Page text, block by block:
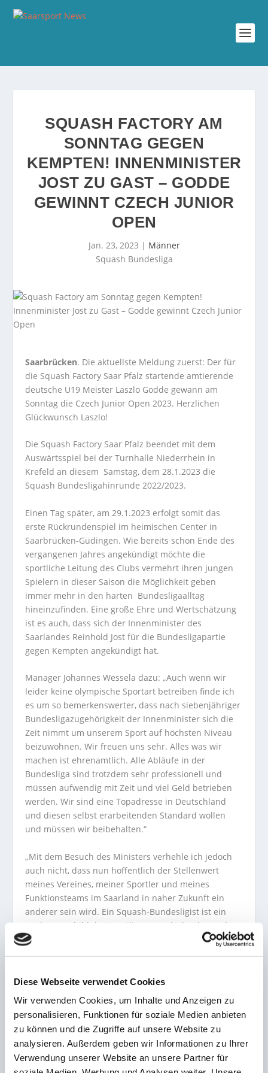
Diese Webseite verwendet Cookies
Wir verwenden Cookies, um Inhalte und Anzeigen zu
personalisieren, Funktionen für soziale Medien anbieten
zu können und die Zugriffe auf unsere Website zu
analysieren. Außerdem geben wir Informationen zu Ihrer
Verwendung unserer Website an unsere Partner für
SQUASH FACTORY AM
SONNTAG GEGEN
KEMPTEN! INNENMINISTER
JOST ZU GAST – GODDE
GEWINNT CZECH JUNIOR
OPEN
Jan. 23, 2023 | Männer
Squash Bundesliga
Saarbrücken. Die aktuellste Meldung zuerst: Der für
die Squash Factory Saar Pfalz startende amtierende
deutsche U19 Meister Laszlo Godde gewann am
Sonntag die Czech Junior Open 2023. Herzlichen
Glückwunsch Laszlo!
Die Squash Factory Saar Pfalz beendet mit dem
Auswärtsspiel bei der Turnhalle Niederrhein in
Krefeld an diesem Samstag, dem 28.1.2023 die
Squash Bundesligahinrunde 2022/2023.
Einen Tag später, am 29.1.2023 erfolgt somit das
erste Rückrundenspiel im heimischen Center in
Saarbrücken-Güdingen. Wie bereits schon Ende des
vergangenen Jahres angekündigt möchte die
sportliche Leitung des Clubs vermehrt ihren jungen
Spielern in dieser Saison die Möglichkeit geben
immer mehr in den harten Bundesligaalltag
hineinzufinden. Eine große Ehre und Wertschätzung
ist es auch, dass sich der Innenminister des
Saarlandes Reinhold Jost für die Bundesligapartie
gegen Kempten angekündigt hat.
Manager Johannes Wessela dazu: „Auch wenn wir
leider keine olympische Sportart betreiben finde ich
es um so bemerkenswerter, dass nach siebenjähriger
Bundesligazugehörigkeit der Innenminister sich die
Zeit nimmt um unserem Sport auf höchsten Niveau
beizuwohnen. Wir freuen uns sehr. Alles was wir
machen ist ehrenamtlich. Alle Abläufe in der
Bundesliga sind trotzdem sehr professionell und
müssen aufwendig mit Zeit und viel Geld betrieben
werden. Wir sind eine Topadresse in Deutschland
und diesen selbst erarbeitenden Standard wollen
und müssen wir beibehalten.“
„Mit dem Besuch des Ministers verhehle ich jedoch
auch nicht, dass nun hoffentlich der Stellenwert
meines Vereines, meiner Sportler und meines
Funktionsteams im Saarland in naher Zukunft ein
anderer sein wird. Ein Squash-Bundesligist ist ein
Aushängeschild des jeweiligen Bundeslandes und
eigentlich soll das auch bleiben. Trotz vieler
Squash Factory Saar Pfalz wos nur geht.“
Sonntag,dem 29.1.2023 Beginn:13.00 Uhr
Gastmannschaft:1.SC Kempten/Allgäu